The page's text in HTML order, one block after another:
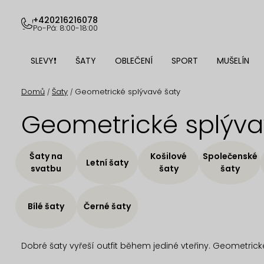
obsah
+420216216078
Po-Pá: 8:00-18:00
SLEVY❗ ŠATY OBLEČENÍ SPORT MUŠELÍN
Domů / Šaty / Geometrické splývavé šaty
Geometrické
Dobré šaty vyřeší outfit během jediné vteřiny.
Šaty na
svatbu
Letní šaty
Košilové
šaty
Společenské
šaty
Bílé šaty Černé šaty